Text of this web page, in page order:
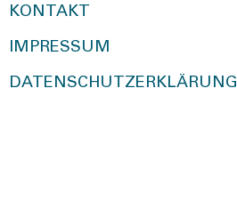
KONTAKT
IMPRESSUM
DATENSCHUTZERKLÄRUNG